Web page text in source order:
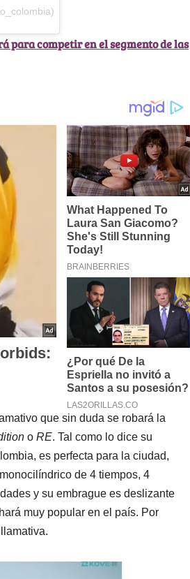
para competir en el segmento de las
que sin duda se robará la
o RE. Tal como lo dice su
es perfecta para la ciudad,
de 4 tiempos, 4
y su embrague es deslizante
muy popular en el país. Por